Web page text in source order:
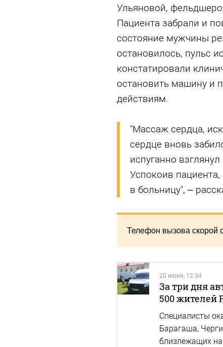
Ульяновой,
Пациента забрали и
состояние мужчины
остановилось, пульс
констатировали
остановить машину и
действиям.
"Массаж сердца,
сердце вновь
испуганно
Успокоив
в больницу", –
Телефон вызова скорой
20 июня, 12:34
За три дня
500 жителей
Специалисты
Барагаша,
близлежащих